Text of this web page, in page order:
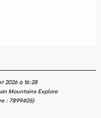
2026 à 16:28
Mountains Explore
: 7899405)